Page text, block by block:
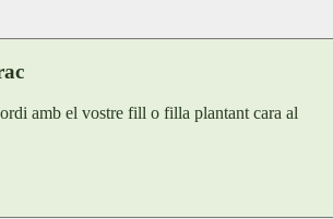
amb el vostre fill o filla plantant cara al